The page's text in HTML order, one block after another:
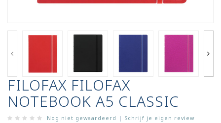
FILOFAX FILOFAX
NOTEBOOK A5 CLASSIC
Nog niet gewaardeerd | Schrijf je eigen review